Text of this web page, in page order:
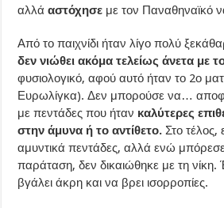
αλλάαστόχησε με τον Παναθηναϊκό
Από το παιχνίδι ήταν λίγο πολύ
δεν νιώθει ακόμα τελείως άνετα με
φυσιολογικό, αφού αυτό ήταν το 2ο
Ευρωλίγκα). Δεν μπορούσε να…
με πεντάδες που ήταν καλύτερες
στην άμυνα ή το αντίθετο.Στο τέλος,
αμυντικά πεντάδες, αλλά ενώ
παράταση, δεν δικαιώθηκε με τη νίκη.
βγάλει άκρη και να βρει ισορροπίες.